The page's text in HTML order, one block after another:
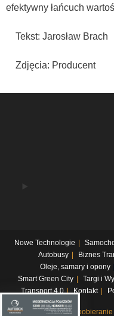
efektywny łańcuch
Tekst: Jarosław Brach
Zdjęcia: Producent
Nowe Technologie
Autobusy
Biznes
Oleje, samary i opony
Smart Green City
Targi i
Transport 4.0
Kontakt
Systematyczne